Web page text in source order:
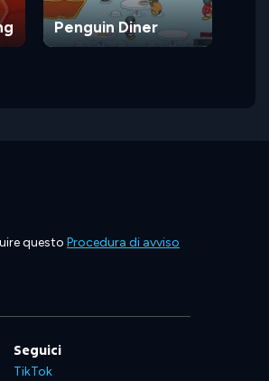
Penguin Diner
questo Procedura di avviso
Seguici
TikTok